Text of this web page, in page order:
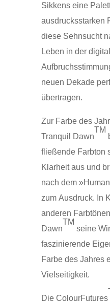
Sikkens eine
ausdrucksstarken
diese Sehnsucht
Leben in der
neuen Dekade
übertragen.
Zur Farbe des
Tranquil Dawn
TM
fließende Farbton
Klarheit aus und
nach dem
zum Ausdruck. In
anderen
Dawn
TM
seine
faszinierende
Farbe des Jahres
Vielseitigkeit.
Die ColourFutures